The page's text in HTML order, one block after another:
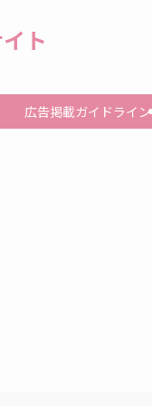
ト
広告掲載ガイドライン